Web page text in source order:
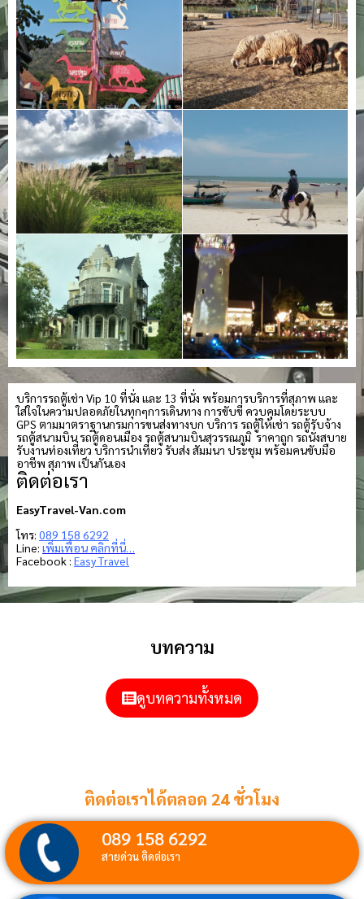
บริการรถตู้เช่า Vip 10 ที่นั่ง และ 13 ที่นั่ง พร้อมการบริการที่สุภาพ และ
ใส่ใจในความปลอดภัยในทุกๆการเดินทาง การขับขี่ ควบคุมโดยระบบ
GPS ตามมาตราฐานกรมการขนส่งทางบก บริการ รถตู้ให้เช่า รถตู้รับจ้าง
รถตู้สนามบิน รถตู้ดอนเมือง รถตู้สนามบินสุวรรณภูมิ ราคาถูก รถนั่งสบาย
รับงานท่องเที่ยว บริการนำเที่ยว รับส่ง สัมมนา ประชุม พร้อมคนขับมือ
อาชีพ สุภาพ เป็นกันเอง
ติดต่อเรา
EasyTravel-Van.com
โทร: 089 158 6292
Line: เพิ่มเพื่อน คลิกที่นี่…
Facebook : Easy Travel
บทความ
ดูบทความทั้งหมด
ติดต่อเราได้ตลอด 24 ชั่วโมง
089 158 6292
สายด่วน ติดต่อเรา